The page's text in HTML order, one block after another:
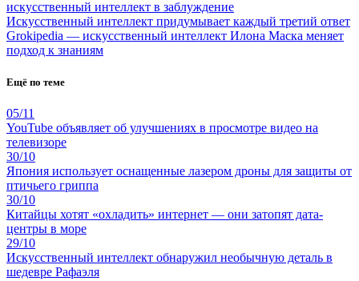
искусственный интеллект в заблуждение
Искусственный интеллект придумывает каждый третий ответ
Grokipedia — искусственный интеллект Илона Маска меняет
подход к знаниям
Ещё по теме
05/11
YouTube объявляет об улучшениях в просмотре видео на
телевизоре
30/10
Япония использует оснащенные лазером дроны для защиты от
птичьего гриппа
30/10
Китайцы хотят «охладить» интернет — они затопят дата-
центры в море
29/10
Искусственный интеллект обнаружил необычную деталь в
шедевре Рафаэля